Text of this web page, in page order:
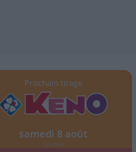
Prochain tirage
samedi 8 août
Jusqu'à